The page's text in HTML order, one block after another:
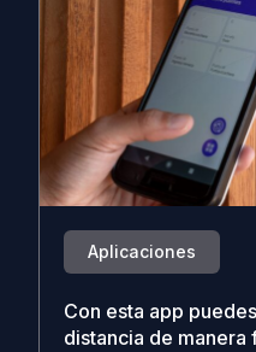
Aplicaciones
Con esta app
distancia de manera